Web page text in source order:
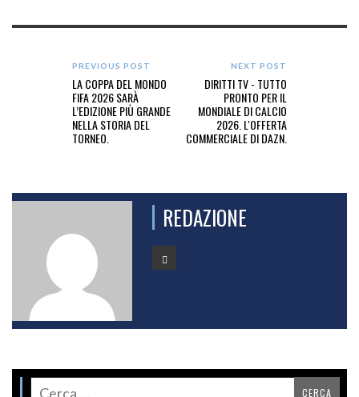
PREVIOUS POST
LA COPPA DEL MONDO
FIFA 2026 SARÀ
L’EDIZIONE PIÙ GRANDE
NELLA STORIA DEL
TORNEO.
NEXT POST
DIRITTI TV - TUTTO
PRONTO PER IL
MONDIALE DI CALCIO
2026. L'OFFERTA
COMMERCIALE DI DAZN.
REDAZIONE